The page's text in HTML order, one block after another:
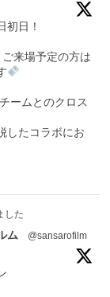
初日！
来場予定の方は
ームとのクロス
したコラボにお
した
ム
@sansarofilm